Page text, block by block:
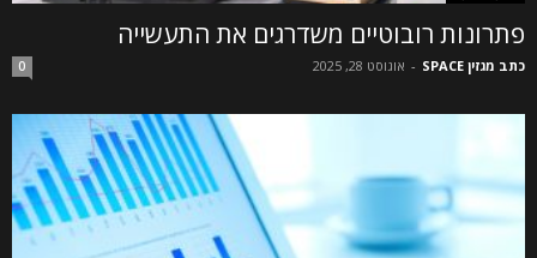
פתרונות רובוטיים משדרגים את התעשייה
כתב מגזין SPACE - אוגוסט 28, 2025 0